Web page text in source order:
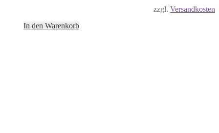
zzgl. Versandkosten
In den Warenkorb